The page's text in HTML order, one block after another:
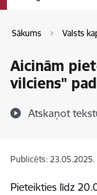
Sākums Valsts
Aicinām
vilciens"
Atskaņot
Publicēts: 23.05.2025.
Pieteikties līdz